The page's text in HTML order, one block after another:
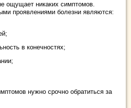
ощущает никаких симптомов.
проявлениями болезни являются:
в конечностях;
нужно срочно обратиться за